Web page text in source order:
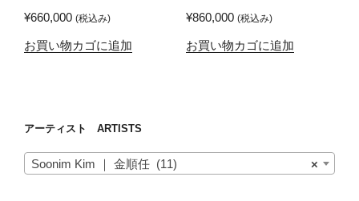
¥660,000 (税込み)
お買い物カゴに追加
¥860,000 (税込み)
お買い物カゴに追加
アーティスト ARTISTS
×
Soonim Kim ｜ 金順任 (11)